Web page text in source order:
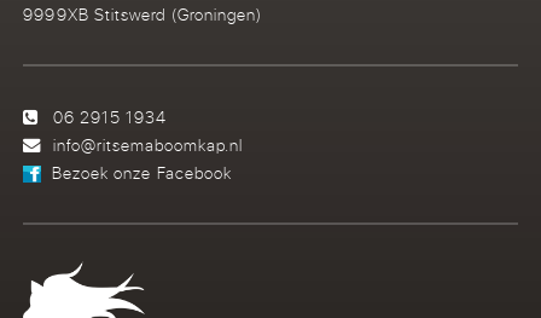
9999XB Stitswerd (Groningen)
06 2915 1934
info@ritsemaboomkap.nl
Bezoek onze Facebook